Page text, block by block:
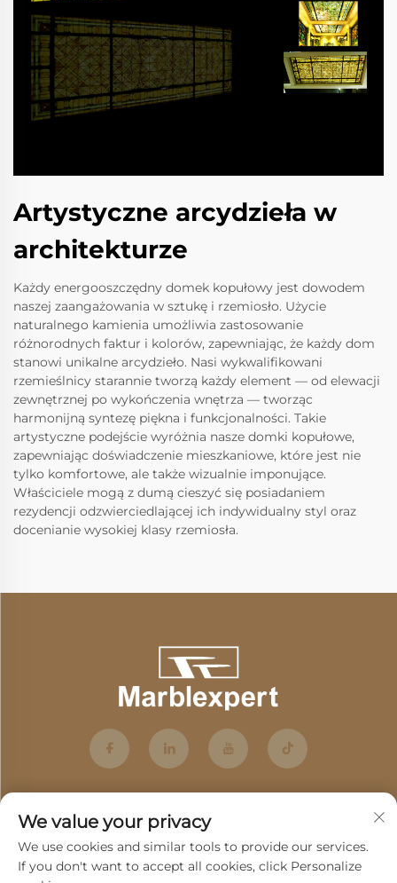
Artystyczne arcydzieła w
architekturze
Każdy energooszczędny domek kopułowy jest dowodem
naszej zaangażowania w sztukę i rzemiosło. Użycie
naturalnego kamienia umożliwia zastosowanie
różnorodnych faktur i kolorów, zapewniając, że każdy dom
stanowi unikalne arcydzieło. Nasi wykwalifikowani
rzemieślnicy starannie tworzą każdy element — od elewacji
zewnętrznej po wykończenia wnętrza — tworząc
harmonijną syntezę piękna i funkcjonalności. Takie
artystyczne podejście wyróżnia nasze domki kopułowe,
zapewniając doświadczenie mieszkaniowe, które jest nie
tylko komfortowe, ale także wizualnie imponujące.
Właściciele mogą z dumą cieszyć się posiadaniem
rezydencji odzwierciedlającej ich indywidualny styl oraz
docenianie wysokiej klasy rzemiosła.
We value your privacy
We use cookies and similar tools to provide our services.
If you don't want to accept all cookies, click Personalize